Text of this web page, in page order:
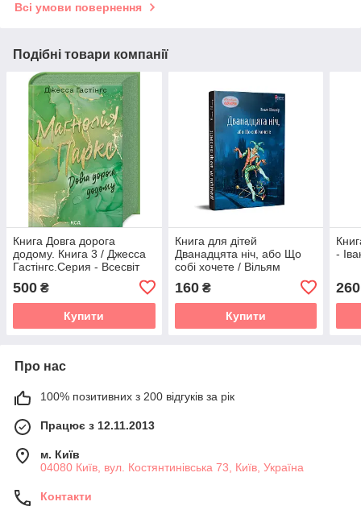
Всі умови повернення
Подібні товари компанії
Книга Довга дорога
додому. Книга 3 / Джесса
Гастінгс.Серия - Всесвіт
(українською)
500 ₴
Купити
Книга для дітей
Дванадцята ніч, або Що
собі хочете / Вільям
Літературна скарбничка
160₴
Купити
-
260
Про нас
100% позитивних з 200 відгуків за рік
Працює з 12.11.2013
м. Київ
04080 Київ, вул. Костянтинівська 73, Київ, Україна
Контакти